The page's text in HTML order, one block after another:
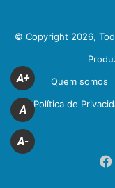
© Copyright 2026,
Quem somos
Política de
A+
A
A-